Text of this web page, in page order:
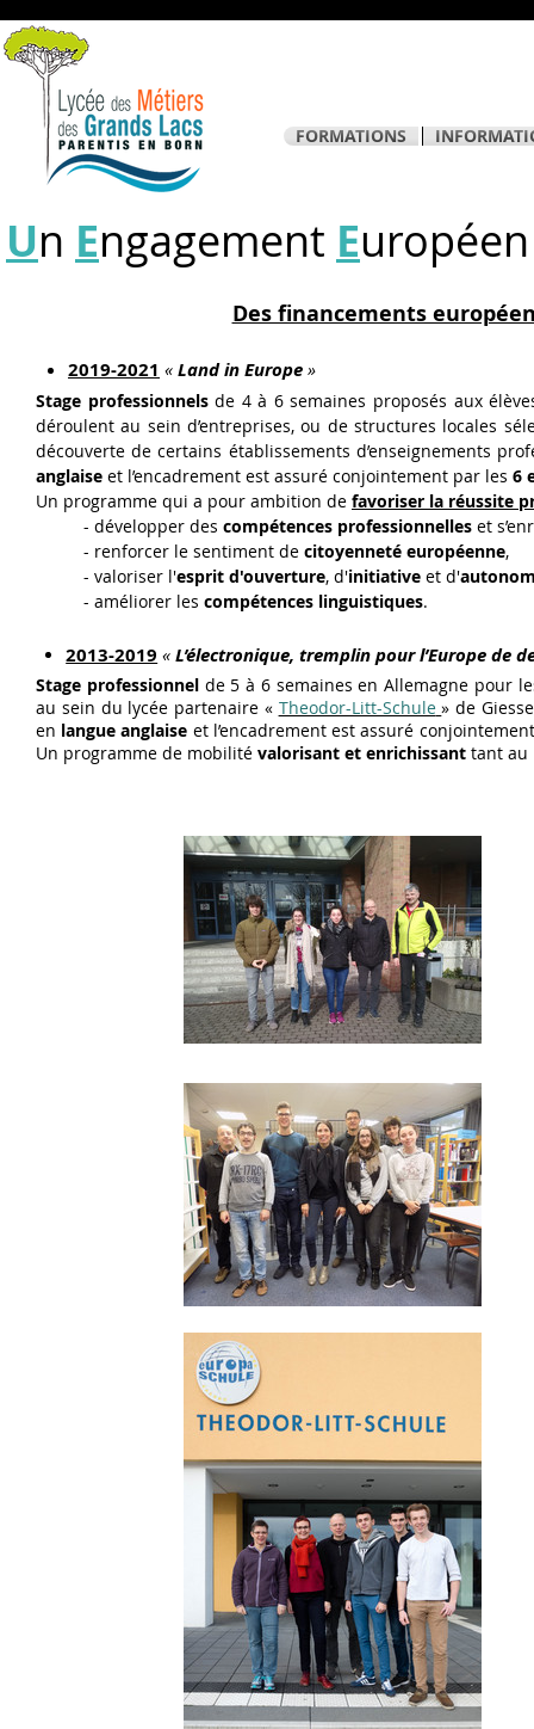
Un Engagement Européen
Des financements
2019-2021 « Land in Europe »
Stage professionnelsde 4 à 6 semaines proposés aux
déroulent au sein d’entreprises, ou de structures locales
découverte de certains établissements d’enseignements
anglaise et l’encadrement est assuré conjointement par les 6
Un programme qui a pour ambition de favoriser la réussite
- développer des compétences professionnelles et
- renforcer le sentiment de citoyenneté européenne,
- valoriser l'esprit d'ouverture, d'initiative et d'
- améliorer les compétences linguistiques.
2013-2019 «L’électronique, tremplin pour l’Europe de
Stage professionnelde 5 à 6 semaines en Allemagne pour
au sein du lycée partenaire « Theodor-Litt-Schule » de
en langue anglaise et l’encadrement est assuré
Un programme de mobilité valorisant et enrichissant tant au
FORMATIONS